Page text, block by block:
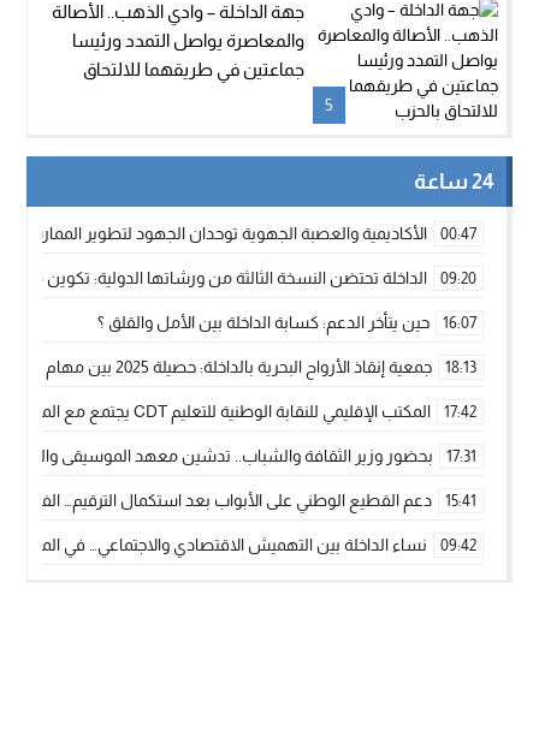
5
جهة الداخلة – وادي الذهب.. الأصالة
والمعاصرة يواصل التمدد ورئيسا
جماعتين في طريقهما للالتحاق
24 ساعة
00:47 الأكاديمية والعصبة الجهوية توحدان الجهود لتطوير الممارسة
09:20 الداخلة تحتضن النسخة الثالثة من ورشاتها الدولية: تكوين
16:07 حين يتأخر الدعم: كسابة الداخلة بين الأمل والقلق ؟
18:13 جمعية إنقاذ الأرواح البحرية بالداخلة: حصيلة 2025 بين مهام الإنقاذ ومشروع “دار البحار”
17:42 المكتب الإقليمي للنقابة الوطنية للتعليم CDT يجتمع مع المدير الإقليمي لمناقشة ملفات جوهرية لنساء ورجال التعليم
17:31 بحضور وزير الثقافة والشباب.. تدشين معهد الموسيقى والفنون
15:41 دعم القطيع الوطني على الأبواب بعد استكمال الترقيم…
09:42 نساء الداخلة بين التهميش الاقتصادي والاجتماعي… في المؤسسات